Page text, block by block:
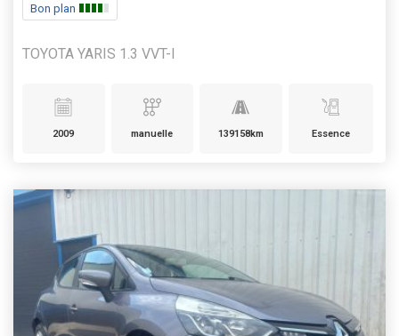
Bon plan
TOYOTA YARIS 1.3 VVT-I
2009 manuelle 139158km Essence